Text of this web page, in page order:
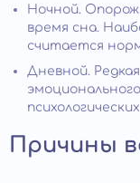
Ночной.
время сна.
считается
Дневной.
Причины